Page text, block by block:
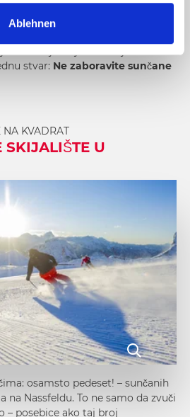
Ablehnen
stvar: Ne zaboravite sunčane
NA KVADRAT
SKIJALIŠTE U
osamsto pedeset! – sunčanih
na Nassfeldu. To ne samo da zvuči
– posebice ako taj broj